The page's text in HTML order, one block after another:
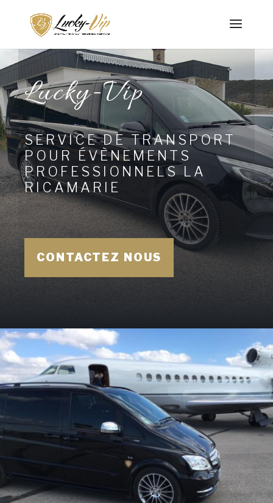
Lucky-Vip
SERVICE DE TRANSPORT
POUR ÉVÈNEMENTS
PROFESSIONNELS LA
RICAMARIE
CONTACTEZ NOUS